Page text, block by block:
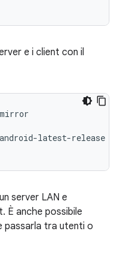
e i client con il
latest-release
server LAN e
È anche possibile
passarla tra utenti o